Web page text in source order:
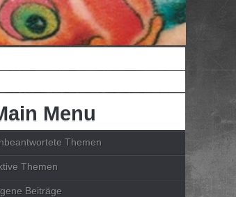
Menu
Themen
Themen
Beiträge